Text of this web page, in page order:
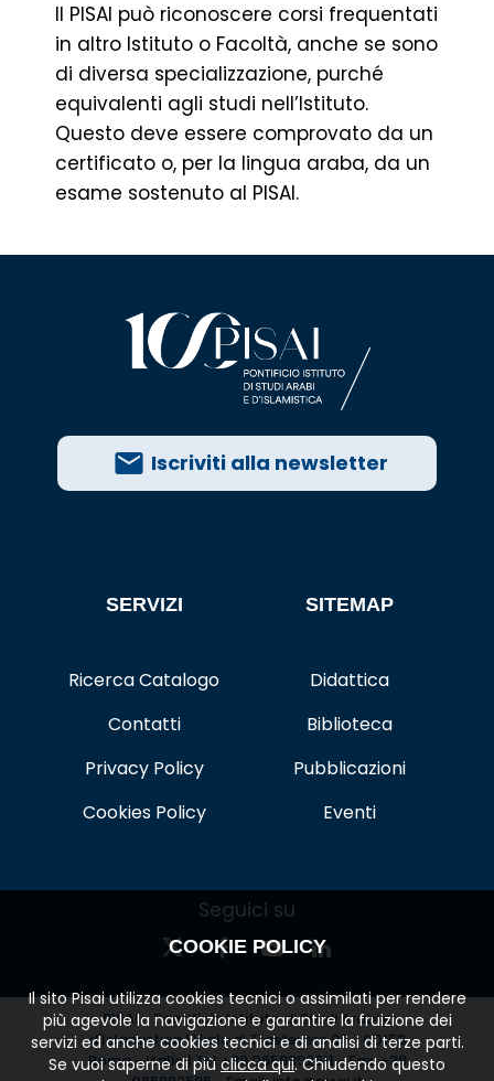
Il PISAI può riconoscere corsi frequentati
in altro Istituto o Facoltà, anche se sono
di diversa specializzazione, purché
equivalenti agli studi nell’Istituto.
Questo deve essere comprovato da un
certificato o, per la lingua araba, da un
esame sostenuto al PISAI.
Iscriviti alla newsletter
SERVIZI
Ricerca Catalogo
Contatti
Privacy Policy
Cookies Policy
SITEMAP
Didattica
Biblioteca
Pubblicazioni
Eventi
Seguici su
PISAI - Pontificio Istituto di Studi Arabi e
d'Islamistica | Viale di Trastevere 89 - 00153
Roma - Italia | Tel.+39 0658392611 - Fax: +39
COOKIE POLICY
Il sito Pisai utilizza cookies tecnici o assimilati per rendere
più agevole la navigazione e garantire la fruizione dei
servizi ed anche cookies tecnici e di analisi di terze parti.
Se vuoi saperne di piùclicca qui. Chiudendo questo